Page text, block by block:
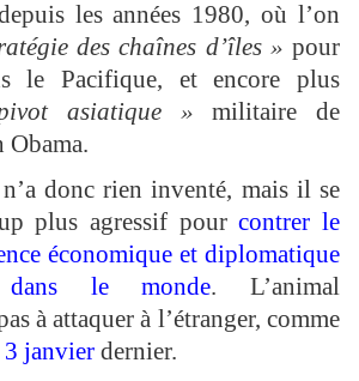
les années 1980, où l’on
des chaînes d’îles » pour
le Pacifique, et encore plus
asiatique » militaire de
Obama.
donc rien inventé, mais il se
plus agressif pourcontrer le
économique et diplomatique
dans le monde. L’animal
à attaquer à l’étranger, comme
3 janvier dernier.